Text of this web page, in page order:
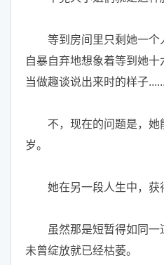
等到房间里只剩她一个
自暴自弃地想象着等到她
当做趣谈说出来时的样子......
不，现在的问题是，她
岁。
她在另一段人生中，获得
虽然那是短暂得如同一
未曾绽放就已经枯萎。